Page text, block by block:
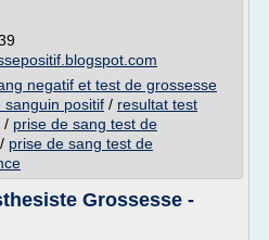
negatif et test de grossesse
sanguin positif / resultat test
/ prise de sang test de
/ prise de sang test de
Grossesse -